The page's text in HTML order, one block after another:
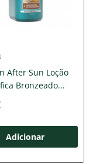
After Sun Loção
Bronzeado...
Adicionar